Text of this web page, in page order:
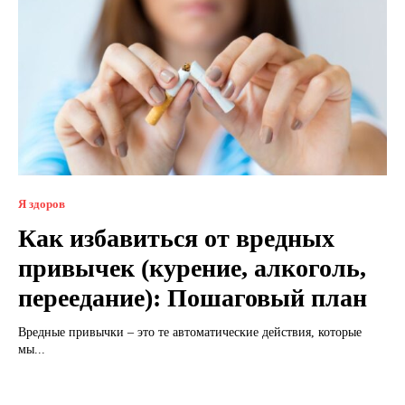
Я здоров
Как избавиться от вредных
привычек (курение, алкоголь,
переедание): Пошаговый план
Вредные привычки – это те автоматические действия, которые
мы...